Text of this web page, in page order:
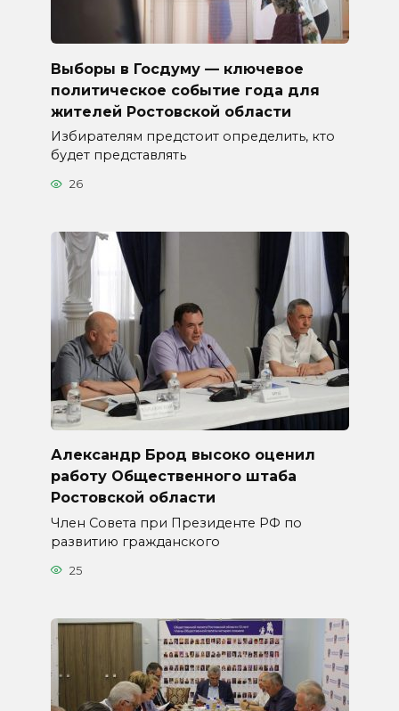
Выборы в Госдуму — ключевое
политическое событие года для
жителей Ростовской области
Избирателям предстоит определить, кто
будет представлять
26
Александр Брод высоко оценил
работу Общественного штаба
Ростовской области
Член Совета при Президенте РФ по
развитию гражданского
25